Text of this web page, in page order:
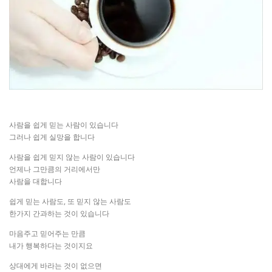
사람을 쉽게 믿는 사람이 있습니다
그러나 쉽게 실망을 합니다
사람을 쉽게 믿지 않는 사람이 있습니다
언제나 그만큼의 거리에서만
사람을 대합니다
쉽게 믿는 사람도, 또 믿지 않는 사람도
한가지 간과하는 것이 있습니다
마음주고 믿어주는 만큼
내가 행복하다는 것이지요
상대에게 바라는 것이 없으면